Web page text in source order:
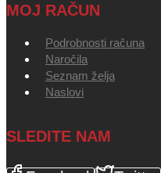
MOJ RAČUN
Podrobnosti računa
Naročila
Seznam želja
Naslovi
SLEDITE NAM